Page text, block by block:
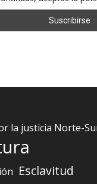
la justicia Norte-
Esclavitud